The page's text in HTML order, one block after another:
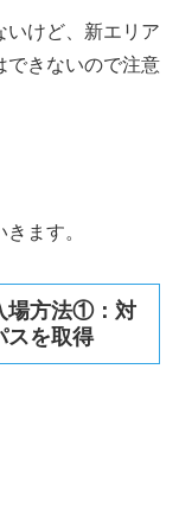
いけど、新エリア
できないので注意
ます。
場方法①：対
スを取得